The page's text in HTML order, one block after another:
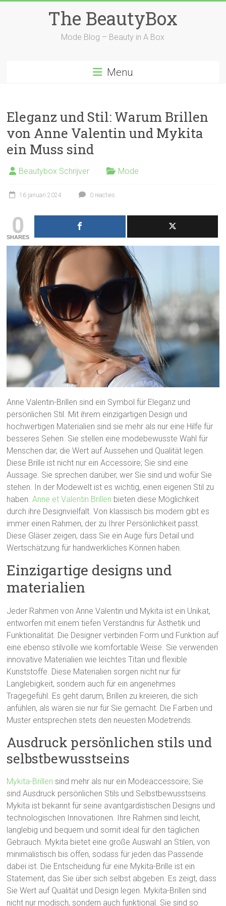
The BeautyBox
Mode Blog – Beauty in A Box
Menu
Eleganz und Stil: Warum Brillen
von Anne Valentin und Mykita
ein Muss sind
Beautybox Schrijver Mode
16 januari 2024 0 reacties
0
SHARES
Anne Valentin-Brillen sind ein Symbol für Eleganz und
persönlichen Stil. Mit ihrem einzigartigen Design und
hochwertigen Materialien sind sie mehr als nur eine Hilfe für
besseres Sehen. Sie stellen eine modebewusste Wahl für
Menschen dar, die Wert auf Aussehen und Qualität legen.
Diese Brille ist nicht nur ein Accessoire; Sie sind eine
Aussage. Sie sprechen darüber, wer Sie sind und wofür Sie
stehen. In der Modewelt ist es wichtig, einen eigenen Stil zu
haben.Anne et Valentin Brillen bieten diese Möglichkeit
durch ihre Designvielfalt. Von klassisch bis modern gibt es
immer einen Rahmen, der zu Ihrer Persönlichkeit passt.
Diese Gläser zeigen, dass Sie ein Auge fürs Detail und
Wertschätzung für handwerkliches Können haben.
Einzigartige designs und
materialien
Jeder Rahmen von Anne Valentin und Mykita ist ein Unikat,
entworfen mit einem tiefen Verständnis für Ästhetik und
Funktionalität. Die Designer verbinden Form und Funktion auf
eine ebenso stilvolle wie komfortable Weise. Sie verwenden
innovative Materialien wie leichtes Titan und flexible
Kunststoffe. Diese Materialien sorgen nicht nur für
Langlebigkeit, sondern auch für ein angenehmes
Tragegefühl. Es geht darum, Brillen zu kreieren, die sich
anfühlen, als wären sie nur für Sie gemacht. Die Farben und
Muster entsprechen stets den neuesten Modetrends.
Ausdruck persönlichen stils und
selbstbewusstseins
Mykita-Brillen sind mehr als nur ein Modeaccessoire; Sie
sind Ausdruck persönlichen Stils und Selbstbewusstseins.
Mykita ist bekannt für seine avantgardistischen Designs und
technologischen Innovationen. Ihre Rahmen sind leicht,
langlebig und bequem und somit ideal für den täglichen
Gebrauch. Mykita bietet eine große Auswahl an Stilen, von
minimalistisch bis offen, sodass für jeden das Passende
dabei ist. Die Entscheidung für eine Mykita-Brille ist ein
Statement, das Sie über sich selbst abgeben. Es zeigt, dass
Sie Wert auf Qualität und Design legen. Mykita-Brillen sind
nicht nur modisch, sondern auch funktional. Sie sind so